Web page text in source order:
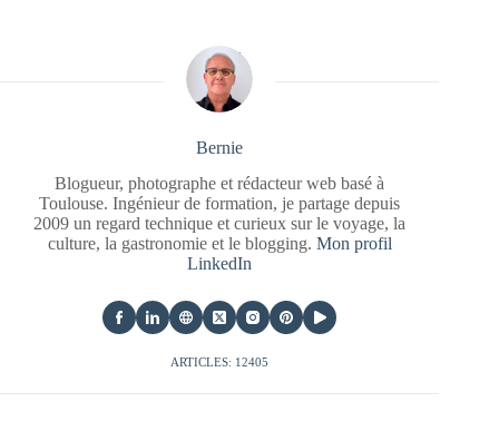
Bernie
Blogueur, photographe et rédacteur web basé à
Toulouse. Ingénieur de formation, je partage depuis
2009 un regard technique et curieux sur le voyage, la
culture, la gastronomie et le blogging. Mon profil
LinkedIn
ARTICLES: 12405